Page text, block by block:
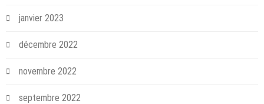
janvier 2023
décembre 2022
novembre 2022
septembre 2022